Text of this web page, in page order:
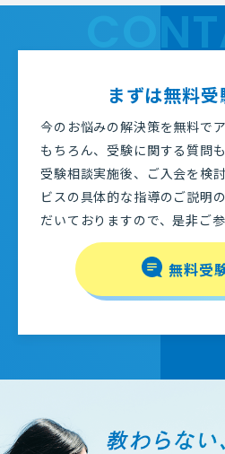
まずは無料受
今のお悩みの解決策を無料で
もちろん、受験に関する質問
受験相談実施後、ご入会を検
ビスの具体的な指導のご説明
だいておりますので、是非ご
無料受